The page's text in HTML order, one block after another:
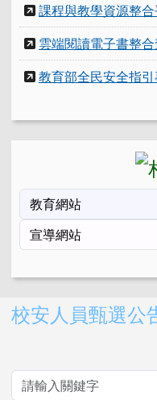
課程與教學資源整合
雲端閱讀電子書整
教育部全民安全指
右邊區域內容
校安人員甄選公